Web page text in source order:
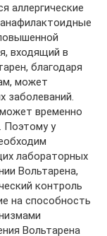
аллергические
входящий в
благодаря
может
заболеваний.
временно
Поэтому у
лабораторных
Вольтарена,
контроль
на способность
Вольтарена